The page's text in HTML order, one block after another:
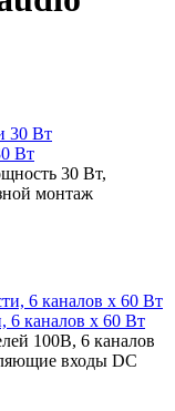
Вт
30 Вт,
монтаж
6 каналов х 60 Вт
100В, 6 каналов
входы DC